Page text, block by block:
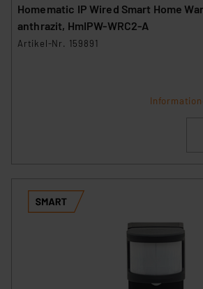
Homematic IP Wired Smart Home
anthrazit, HmIPW-WRC2-A
Artikel-Nr. 159891